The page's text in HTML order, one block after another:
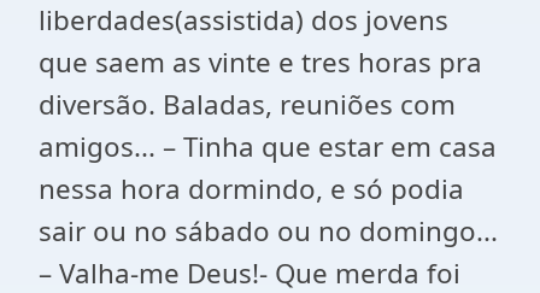
liberdades(assistida) dos jovens
que saem as vinte e tres horas pra
diversão. Baladas, reuniões com
amigos... – Tinha que estar em casa
nessa hora dormindo, e só podia
sair ou no sábado ou no domingo...
– Valha-me Deus!- Que merda foi